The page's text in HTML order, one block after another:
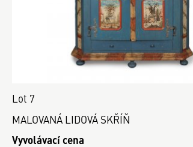
Lot 7
MALOVANÁ LIDOVÁ SKŘÍŇ
Vyvolávací cena